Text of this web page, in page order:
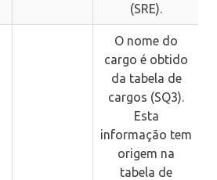
(SRE).
O nome do
cargo é obtido
da tabela de
cargos (SQ3).
Esta
informação tem
origem na
tabela de